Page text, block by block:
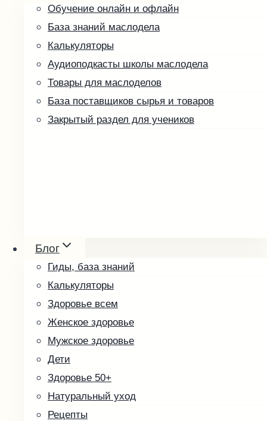
Косметика
Упаковка и оформление
Другие товары
Скоро в продаже
Кофе зелёный
Малины косточка
Обучение онлайн и офлайн
База знаний маслодела
Калькуляторы
Аудиоподкасты школы маслодела
Товары для маслоделов
База поставщиков сырья и товаров
Закрытый раздел для учеников
Блог
Гиды, база знаний
Калькуляторы
Здоровье всем
Женское здоровье
Мужское здоровье
Дети
Здоровье 50+
Натуральный уход
Рецепты